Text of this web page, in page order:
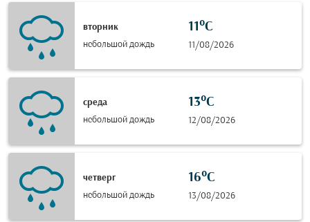
вторник
небольшой дождь
11°C
11/08/2026
среда
небольшой дождь
13°C
12/08/2026
четверг
небольшой дождь
16°C
13/08/2026